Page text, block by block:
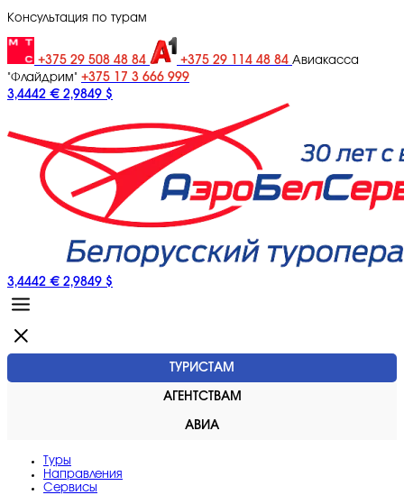
Консультация по турам
+375 29 508 48 84 +375 29 114 48 84 Авиакасса
"Флайдрим" +375 17 3 666 999
3,4442 € 2,9849 $
3,4442 € 2,9849 $
ТУРИСТАМ
АГЕНТСТВАМ
АВИА
Туры
Направления
Сервисы